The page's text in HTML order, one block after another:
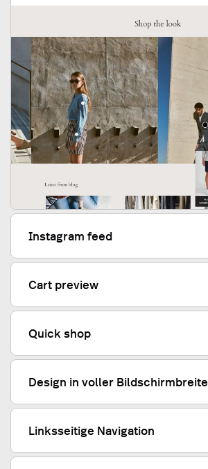
Instagram feed
Cart preview
Quick shop
Design in voller Bildschirmbreite
Linksseitige Navigation